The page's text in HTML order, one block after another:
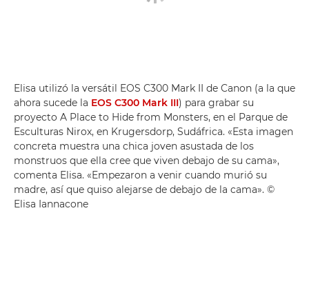
Elisa utilizó la versátil EOS C300 Mark II de Canon (a la que
ahora sucede la EOS C300 Mark III) para grabar su
proyecto A Place to Hide from Monsters, en el Parque de
Esculturas Nirox, en Krugersdorp, Sudáfrica. «Esta imagen
concreta muestra una chica joven asustada de los
monstruos que ella cree que viven debajo de su cama»,
comenta Elisa. «Empezaron a venir cuando murió su
madre, así que quiso alejarse de debajo de la cama». ©
Elisa Iannacone